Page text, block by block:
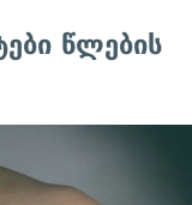
წლების